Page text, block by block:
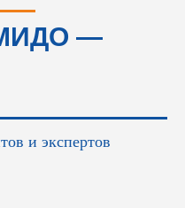
—
и экспертов